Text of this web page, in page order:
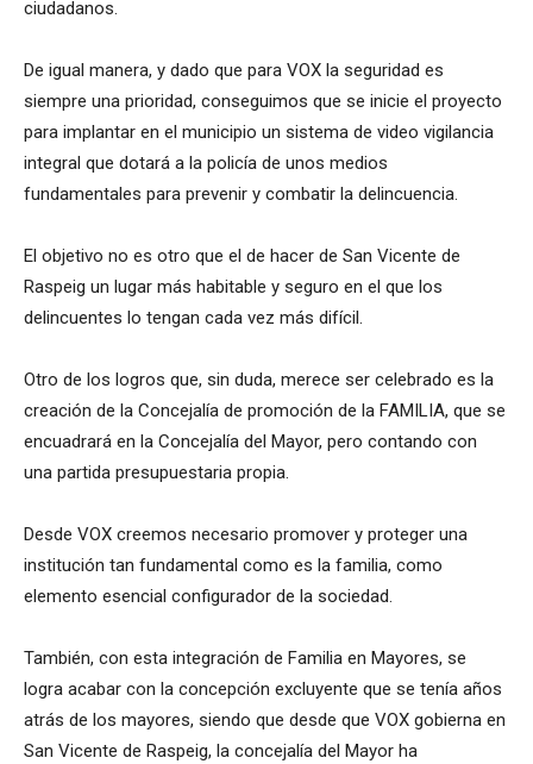
ciudadanos.
De igual manera, y dado que para VOX la seguridad es
siempre una prioridad, conseguimos que se inicie el proyecto
para implantar en el municipio un sistema de video vigilancia
integral que dotará a la policía de unos medios
fundamentales para prevenir y combatir la delincuencia.
El objetivo no es otro que el de hacer de San Vicente de
Raspeig un lugar más habitable y seguro en el que los
delincuentes lo tengan cada vez más difícil.
Otro de los logros que, sin duda, merece ser celebrado es la
creación de la Concejalía de promoción de la FAMILIA, que se
encuadrará en la Concejalía del Mayor, pero contando con
una partida presupuestaria propia.
Desde VOX creemos necesario promover y proteger una
institución tan fundamental como es la familia, como
elemento esencial configurador de la sociedad.
También, con esta integración de Familia en Mayores, se
logra acabar con la concepción excluyente que se tenía años
atrás de los mayores, siendo que desde que VOX gobierna en
San Vicente de Raspeig, la concejalía del Mayor ha